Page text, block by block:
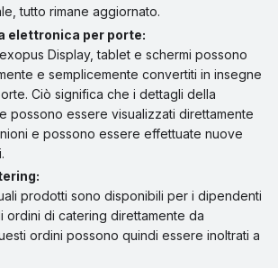
tutto rimane aggiornato.
elettronica per porte:
Display, tablet e schermi possono
e semplicemente convertiti in insegne
Ciò significa che i dettagli della
possono essere visualizzati direttamente
e possono essere effettuate nuove
prodotti sono disponibili per i dipendenti
ordini di catering direttamente da
ordini possono quindi essere inoltrati a